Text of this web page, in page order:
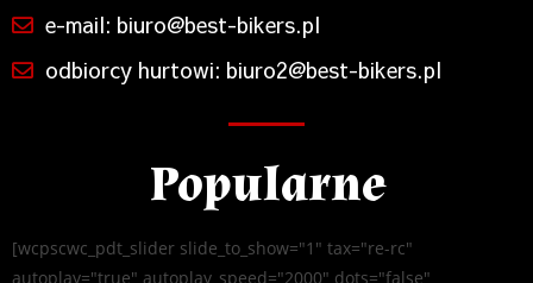
e-mail: biuro@best-bikers.pl
odbiorcy hurtowi: biuro2@best-bikers.pl
Popularne
[wcpscwc_pdt_slider slide_to_show="1" tax="re-rc"
autoplay="true" autoplay_speed="2000" dots="false"